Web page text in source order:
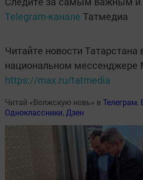
Telegram-канале Татмедиа
Читайте новости Татарстана
национальном мессенджере
https://max.ru/tatmedia
Читай «Волжскую новь» в Телеграм,
Одноклассники, Дзен